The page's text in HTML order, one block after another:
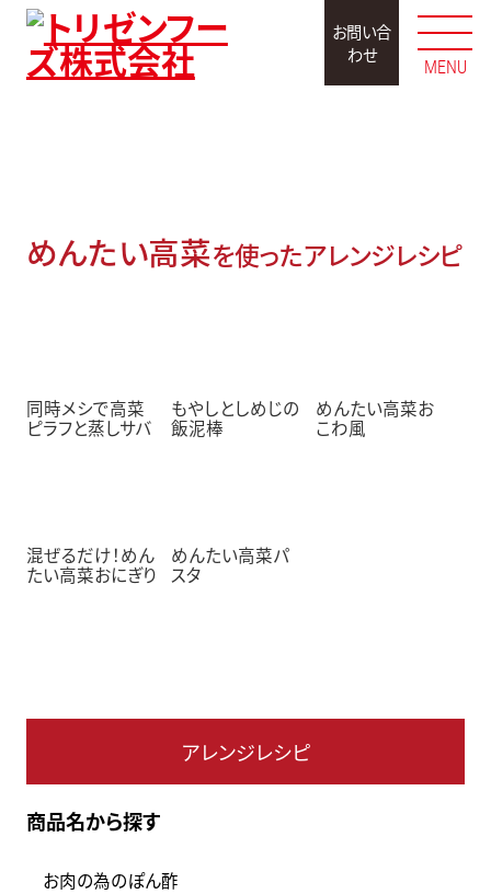
お問い合
わせ
MENU
めんたい高菜を使ったアレンジレシピ
同時メシで高菜
ピラフと蒸しサバ
もやしとしめじの
飯泥棒
めんたい高菜お
こわ風
混ぜるだけ！めん
たい高菜おにぎり
めんたい高菜パ
スタ
アレンジレシピ
商品名から探す
お肉の為のぽん酢